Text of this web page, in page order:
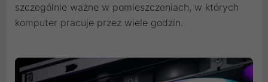
szczególnie ważne w pomieszczeniach, w których
komputer pracuje przez wiele godzin.